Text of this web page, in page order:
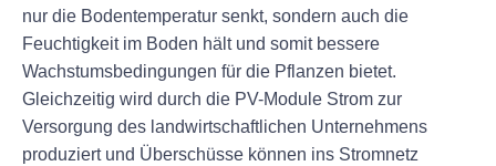
nur die Bodentemperatur senkt, sondern auch die
Feuchtigkeit im Boden hält und somit bessere
Wachstumsbedingungen für die Pflanzen bietet.
Gleichzeitig wird durch die PV-Module Strom zur
Versorgung des landwirtschaftlichen Unternehmens
produziert und Überschüsse können ins Stromnetz